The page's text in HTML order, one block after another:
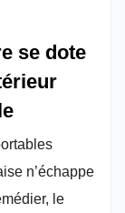
se dote
n’échappe
le